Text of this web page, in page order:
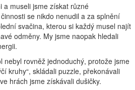
a museli jsme získat různé
se nikdo nenudil a za splnění
svačina, kterou si každý musel najít
odměny. My jsme naopak hledali
nebyl rovněž jednoduchý, protože jsme
kruhy“, skládali puzzle, překonávali
hrách jsme získávali dušičky.